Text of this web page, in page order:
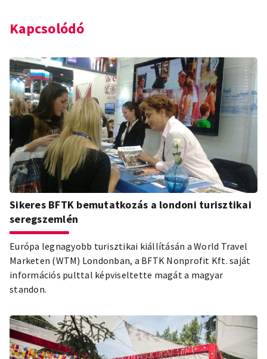
Kapcsolódó
Sikeres BFTK bemutatkozás a londoni turisztikai
seregszemlén
Európa legnagyobb turisztikai kiállításán a World Travel
Marketen (WTM) Londonban, a BFTK Nonprofit Kft. saját
információs pulttal képviseltette magát a magyar
standon.